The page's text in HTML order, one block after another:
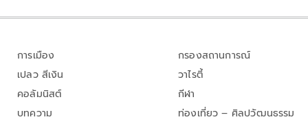
การเมือง
เปลว สีเงิน
คอลัมนิสต์
บทความ
กรองสถานการณ์
วาไรตี้
กีฬา
ท่องเที่ยว – ศิลปวัฒนธรรม